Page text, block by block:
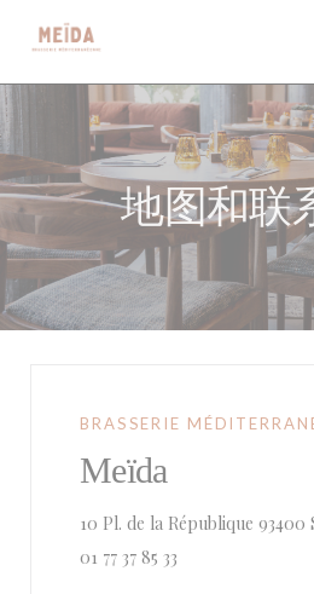
地图和联
BRASSERIE
Meïda
10 Pl. de la République
01 77 37 85 33